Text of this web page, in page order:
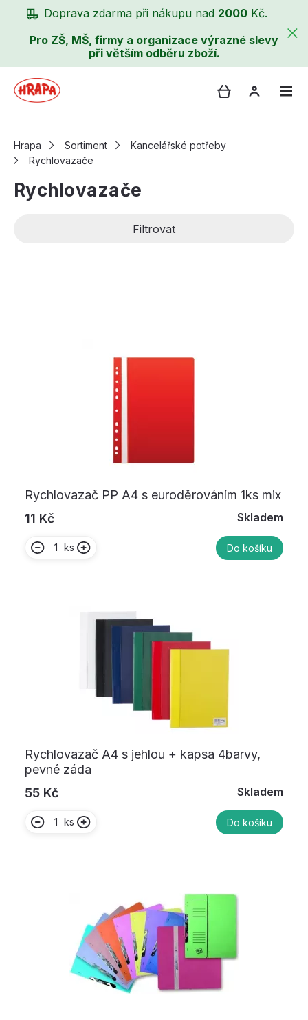
Doprava zdarma při nákupu nad 2000 Kč.
Pro ZŠ, MŠ, firmy a organizace výrazné slevy
při větším odběru zboží.
Hrapa Sortiment
Kancelářské potřeby
Rychlovazače
Rychlovazače
Filtrovat
Rychlovazač PP A4 s euroděrováním 1ks mix
11 Kč
Skladem
ks Do košíku
Rychlovazač A4 s jehlou + kapsa 4barvy,
pevné záda
55 Kč
Skladem
ks Do košíku